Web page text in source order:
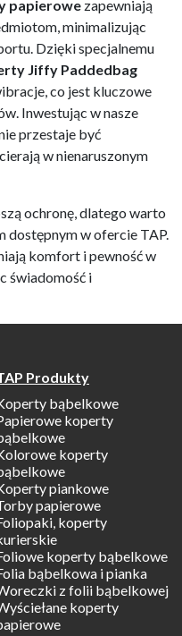
papierowe zapewniają
minimalizując
Dzięki specjalnemu
Jiffy Paddedbag
co jest kluczowe
Inwestując w nasze
przestaje być
w nienaruszonym
ochronę, dlatego warto
dostępnym w ofercie TAP.
komfort i pewność w
świadomość i
Produkty
bąbelkowe
koperty
koperty
piankowe
papierowe
koperty
koperty bąbelkowe
bąbelkowa i pianka
z folii bąbelkowej
koperty